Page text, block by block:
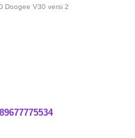
Doogee V30 versi 2